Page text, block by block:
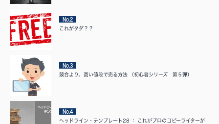
No.2
これがタダ？？
No.3
競合より、高い値段で売る方法 （初心者シリーズ 第５弾）
No.4
ヘッドライン・テンプレート28 ： これがプロのコピーライターが